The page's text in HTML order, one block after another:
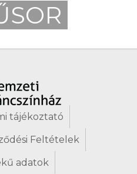
tájékoztató
Feltételek
adatok